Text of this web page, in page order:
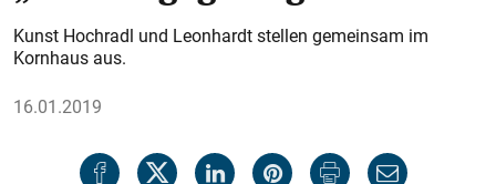
Kunst Hochradl und Leonhardt stellen gemeinsam im
Kornhaus aus.
16.01.2019